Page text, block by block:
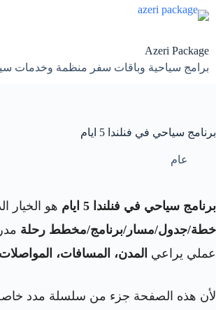
التجاوز
إلى
Azeri Package
برامج سياحية وباقات سفر منظمة وخدمات
برنامج سياحي في فنلندا 5 ايام
عام
برنامج سياحي في فنلندا 5 ايام
هو الخيار
خطة/جدول/مسار/برنامج/مخطط رحلة
عملي يراعي المدن، المسافات،
لأن هذه الصفحة جزء من سلسلة مدد خاصة